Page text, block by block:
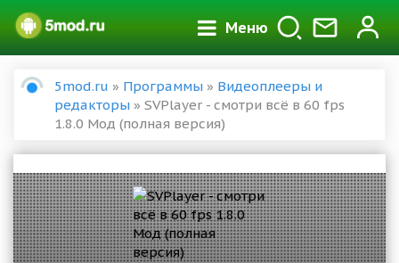
Меню
5mod.ru » Программы » Видеоплееры и
редакторы » SVPlayer - смотри всё в 60 fps
1.8.0 Мод (полная версия)